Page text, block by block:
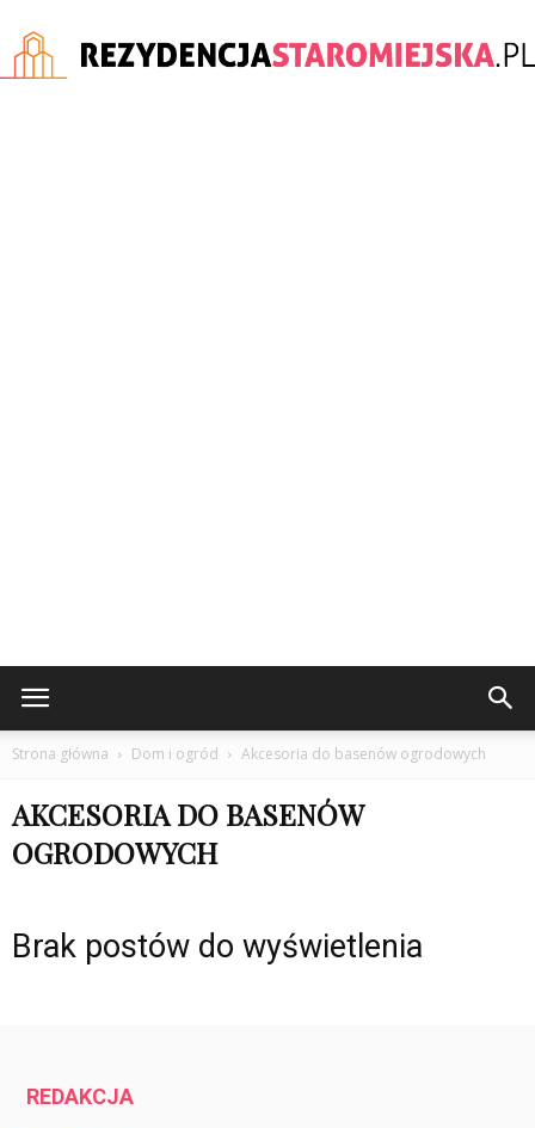
Strona główna Dom i ogród Akcesoria do basenów ogrodowych
AKCESORIA DO BASENÓW
OGRODOWYCH
Brak postów do wyświetlenia
REDAKCJA